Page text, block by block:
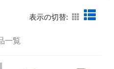
表示の切替:
一覧